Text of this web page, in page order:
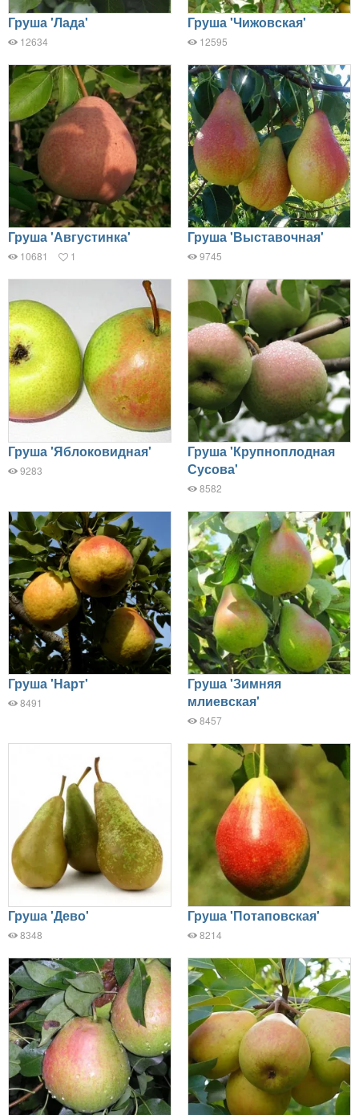
Груша 'Лада'
12634
Груша 'Чижовская'
12595
Груша 'Августинка'
10681 1
Груша 'Выставочная'
9745
Груша 'Яблоковидная'
9283
Груша 'Крупноплодная
Сусова'
8582
Груша 'Нарт'
8491
Груша 'Зимняя
млиевская'
8457
Груша 'Дево'
8348
Груша 'Потаповская'
8214